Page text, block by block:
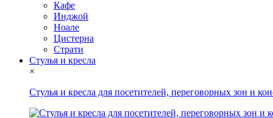
Кафе
Инджой
Ноале
Цистерна
Страти
Стулья и кресла
×
Стулья и кресла для посетителей, переговорных зон и